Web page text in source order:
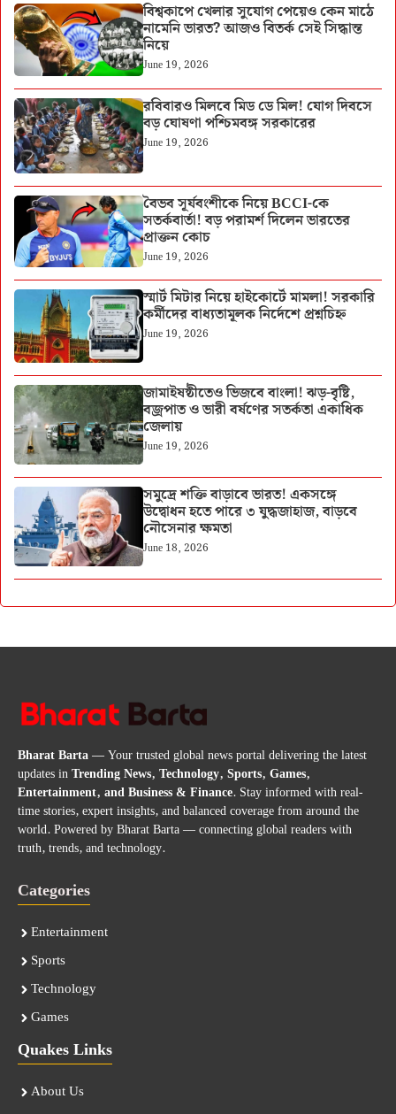
বিশ্বকাপে খেলার সুযোগ পেয়েও কেন মাঠে
নামেনি ভারত? আজও বিতর্ক সেই সিদ্ধান্ত
নিয়ে
June 19, 2026
রবিবারও মিলবে মিড ডে মিল! যোগ দিবসে
বড় ঘোষণা পশ্চিমবঙ্গ সরকারের
June 19, 2026
বৈভব সূর্যবংশীকে নিয়ে BCCI-কে
সতর্কবার্তা! বড় পরামর্শ দিলেন ভারতের
প্রাক্তন কোচ
June 19, 2026
স্মার্ট মিটার নিয়ে হাইকোর্টে মামলা! সরকারি
কর্মীদের বাধ্যতামূলক নির্দেশে প্রশ্নচিহ্ন
June 19, 2026
জামাইষষ্ঠীতেও ভিজবে বাংলা! ঝড়-বৃষ্টি,
বজ্রপাত ও ভারী বর্ষণের সতর্কতা একাধিক
জেলায়
June 19, 2026
সমুদ্রে শক্তি বাড়াবে ভারত! একসঙ্গে
উদ্বোধন হতে পারে ৩ যুদ্ধজাহাজ, বাড়বে
নৌসেনার ক্ষমতা
June 18, 2026
Bharat Barta— Your trusted global news portal delivering the latest
updates inTrending News, Technology, Sports, Games,
Entertainment, and Business & Finance. Stay informed with real-
time stories, expert insights, and balanced coverage from around the
world. Powered by Bharat Barta — connecting global readers with
truth, trends, and technology.
Categories
Entertainment
Sports
Technology
Games
Quakes Links
About Us